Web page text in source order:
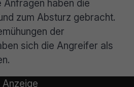
Anfragen haben die
zum Absturz gebracht.
der
sich die Angreifer als